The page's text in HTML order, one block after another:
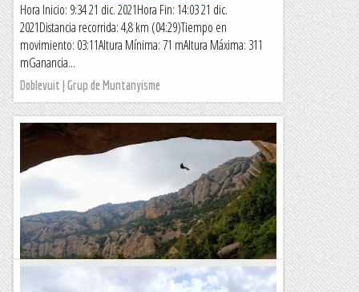
Hora Inicio: 9:34 21 dic. 2021Hora Fin: 14:03 21 dic.
2021Distancia recorrida: 4,8 km (04:29)Tiempo en
movimiento: 03:11Altura Mínima: 71 mAltura Máxima: 311
mGanancia...
Doblevuit | Grup de Muntanyisme
Torrent de la Coma Alta (Cova de l'Arcada)